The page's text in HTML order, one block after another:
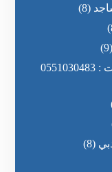
(8)
(9)
(8)